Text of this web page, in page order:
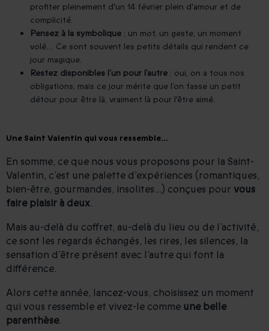
profiter pleinement d'un 14 février plein d'amour et de
complicité.
Pensez à la symbolique : un mot, un geste, un moment
volé… Ce sont souvent les petits détails qui rendent ce
jour magique.
Restez disponibles l’un pour l’autre : oui, on a tous nos
obligations, mais ce jour mérite que l’on fasse un petit
détour pour être là, vraiment là pour l'être aimé.
Une Saint Valentin qui vous ressemble...
En somme, ce que nous vous proposons pour la Saint-
Valentin, c’est une palette d’expériences (romantiques,
bien-être, gourmandes, insolites...) conçues pour vous
faire plaisir à deux.
Mais au-delà du coffret, au-delà du lieu ou de l’activité,
ce sont les regards échangés, les rires, les silences, la
sensation d’être présent avec l’autre qui font la
différence.
Alors cette année, lancez-vous, choisissez un moment
qui vous ressemble et vivez-le comme une belle
parenthèse.